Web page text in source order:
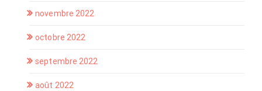
novembre 2022
octobre 2022
septembre 2022
août 2022